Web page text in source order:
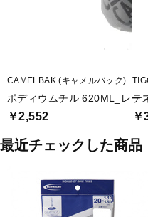
CAMELBAK (キャメルバック)
ポディウムチル 620ML_レー
￥2,552
テ
￥
最近チェックした商品